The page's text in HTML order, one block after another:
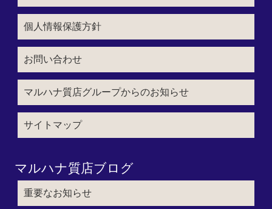
個人情報保護方針
お問い合わせ
マルハナ質店グループからのお知らせ
サイトマップ
マルハナ質店ブログ
重要なお知らせ